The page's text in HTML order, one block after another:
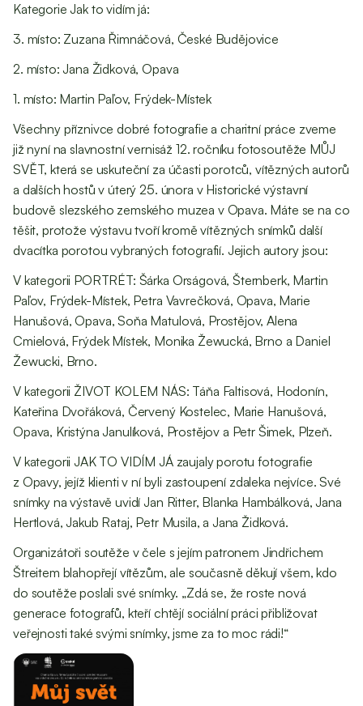
Kategorie Jak to vidím já:
3. místo: Zuzana Řimnáčová, České Budějovice
2. místo: Jana Židková, Opava
1. místo: Martin Paľov, Frýdek-Místek
Všechny příznivce dobré fotografie a charitní práce zveme
již nyní na slavnostní vernisáž 12. ročníku fotosoutěže MŮJ
SVĚT, která se uskuteční za účasti porotců, vítězných autorů
a dalších hostů v úterý 25. února v Historické výstavní
budově slezského zemského muzea v Opava. Máte se na co
těšit, protože výstavu tvoří kromě vítězných snímků další
dvacítka porotou vybraných fotografií. Jejich autory jsou:
V kategorii PORTRÉT: Šárka Orságová, Šternberk, Martin
Paľov, Frýdek-Místek, Petra Vavrečková, Opava, Marie
Hanušová, Opava, Soňa Matulová, Prostějov, Alena
Cmielová, Frýdek Místek, Monika Žewucká, Brno a Daniel
Žewucki, Brno.
V kategorii ŽIVOT KOLEM NÁS: Táňa Faltisová, Hodonín,
Kateřina Dvořáková, Červený Kostelec, Marie Hanušová,
Opava, Kristýna Janulíková, Prostějov a Petr Šimek, Plzeň.
V kategorii JAK TO VIDÍM JÁ zaujaly porotu fotografie
z Opavy, jejíž klienti v ní byli zastoupení zdaleka nejvíce. Své
snímky na výstavě uvidí Jan Ritter, Blanka Hambálková, Jana
Hertlová, Jakub Rataj, Petr Musila, a Jana Židková.
Organizátoři soutěže v čele s jejím patronem Jindřichem
Štreitem blahopřejí vítězům, ale současně děkují všem, kdo
do soutěže poslali své snímky. „Zdá se, že roste nová
generace fotografů, kteří chtějí sociální práci přibližovat
veřejnosti také svými snímky, jsme za to moc rádi!“